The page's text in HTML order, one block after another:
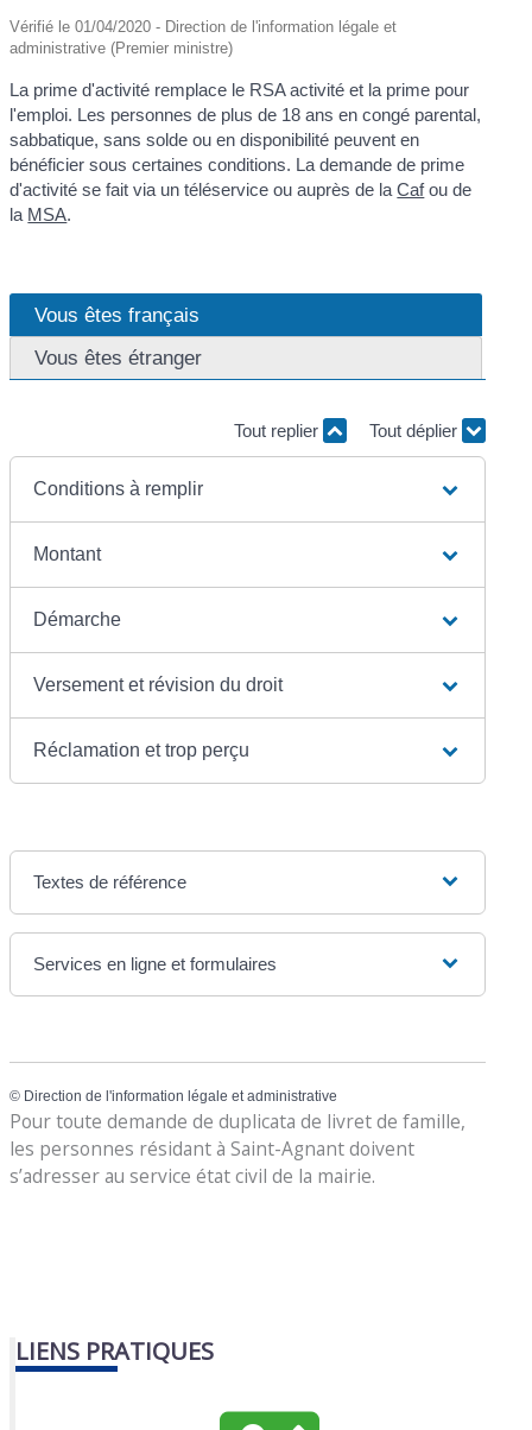
Vérifié le 01/04/2020 - Direction de l'information légale et
administrative (Premier ministre)
La prime d'activité remplace le RSA activité et la prime pour
l'emploi. Les personnes de plus de 18 ans en congé parental,
sabbatique, sans solde ou en disponibilité peuvent en
bénéficier sous certaines conditions. La demande de prime
d'activité se fait via un téléservice ou auprès de laCafou de
la MSA.
Vous êtes français
Vous êtes étranger
Tout replier Tout déplier
Conditions à remplir
Montant
Démarche
Versement et révision du droit
Réclamation et trop perçu
Textes de référence
Services en ligne et formulaires
© Direction de l'information légale et administrative
Pour toute demande de duplicata de livret de famille,
les personnes résidant à Saint-Agnant doivent
s’adresser au service état civil de la mairie.
LIENS PRATIQUES